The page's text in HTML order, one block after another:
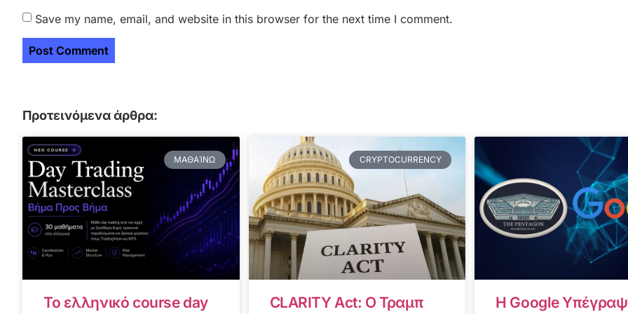
Save my name, email, and website in this browser for the next time I comment.
Προτεινόμενα άρθρα:
ΜΑΘΑΊΝΩ
Το ελληνικό course day
CRYPTOCURRENCY
CLARITY Act: Ο Τραμπ
Η Google